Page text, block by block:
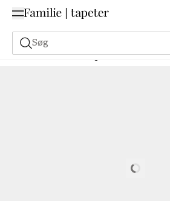
Søg
Malerfarve Bestilling Udfra NCS Bestil